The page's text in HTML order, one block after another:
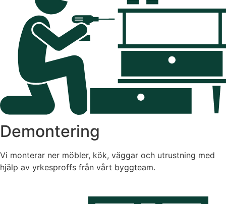
Demontering
Vi monterar ner möbler, kök, väggar och utrustning med
hjälp av yrkesproffs från vårt byggteam.